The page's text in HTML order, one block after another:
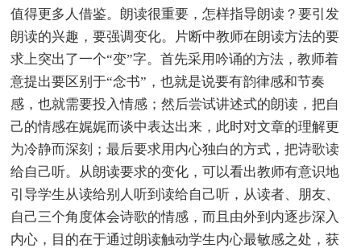
值得更多人借鉴。朗读很重要，怎样指导朗读？要引发
朗读的兴趣，要强调变化。片断中教师在朗读方法的要
求上突出了一个“变”字。首先采用吟诵的方法，教师着
意提出要区别于“念书”，也就是说要有韵律感和节奏
感，也就需要投入情感；然后尝试讲述式的朗读，把自
己的情感在娓娓而谈中表达出来，此时对文章的理解更
为冷静而深刻；最后要求用内心独白的方式，把诗歌读
给自己听。从朗读要求的变化，可以看出教师有意识地
引导学生从读给别人听到读给自己听，从读者、朋友、
自己三个角度体会诗歌的情感，而且由外到内逐步深入
内心，目的在于通过朗读触动学生内心最敏感之处，获